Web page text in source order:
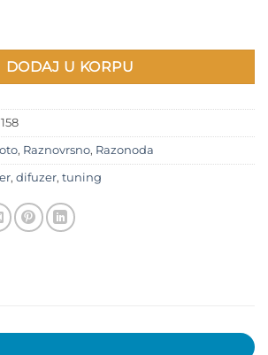
Tuning količina
DODAJ U KORPU
, Raznovrsno, Razonoda
, difuzer, tuning